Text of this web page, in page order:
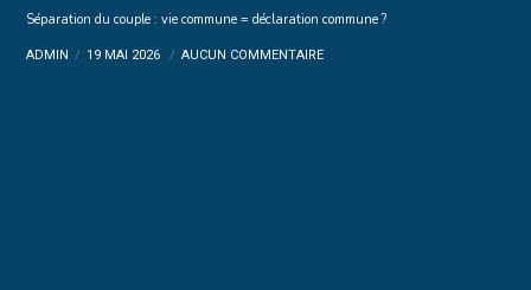
Séparation du couple : vie commune = déclaration commune ?
ADMIN 19 MAI 2026 AUCUN COMMENTAIRE